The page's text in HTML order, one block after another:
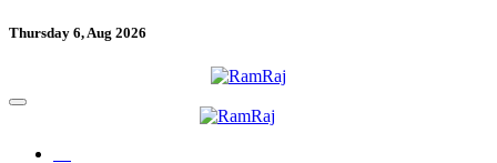
Thursday 6, Aug 2026